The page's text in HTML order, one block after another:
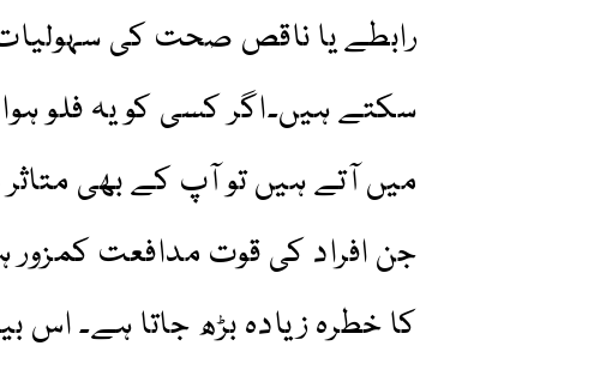
رابطے یا ناقص صحت کی
سکتے ہیں۔اگر کسی کو یہ فلو
میں آتے ہیں تو آپ کے بھی
جن افراد کی قوت مدافعت
کا خطرہ زیادہ بڑھ جاتا ہے۔